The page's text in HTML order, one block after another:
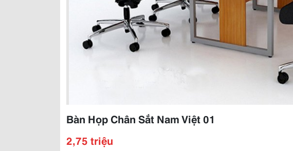
Bàn Họp Chân Sắt Nam Việt 01
2,75 triệu